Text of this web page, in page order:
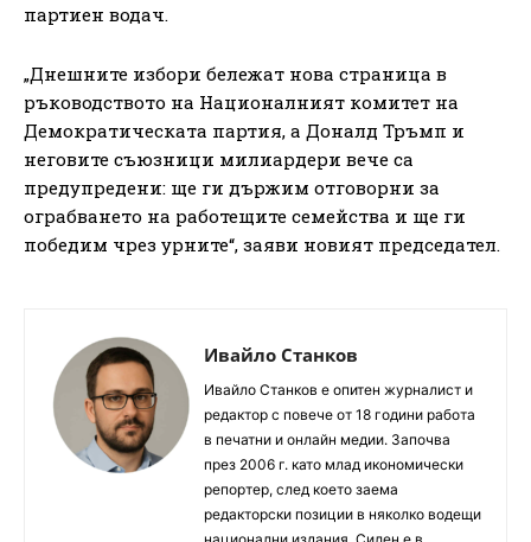
партиен водач.
„Днешните избори бележат нова страница в
ръководството на Националният комитет на
Демократическата партия, а Доналд Тръмп и
неговите съюзници милиардери вече са
предупредени: ще ги държим отговорни за
ограбването на работещите семейства и ще ги
победим чрез урните“, заяви новият председател.
Ивайло Станков
Ивайло Станков е опитен журналист и
редактор с повече от 18 години работа
в печатни и онлайн медии. Започва
през 2006 г. като млад икономически
репортер, след което заема
редакторски позиции в няколко водещи